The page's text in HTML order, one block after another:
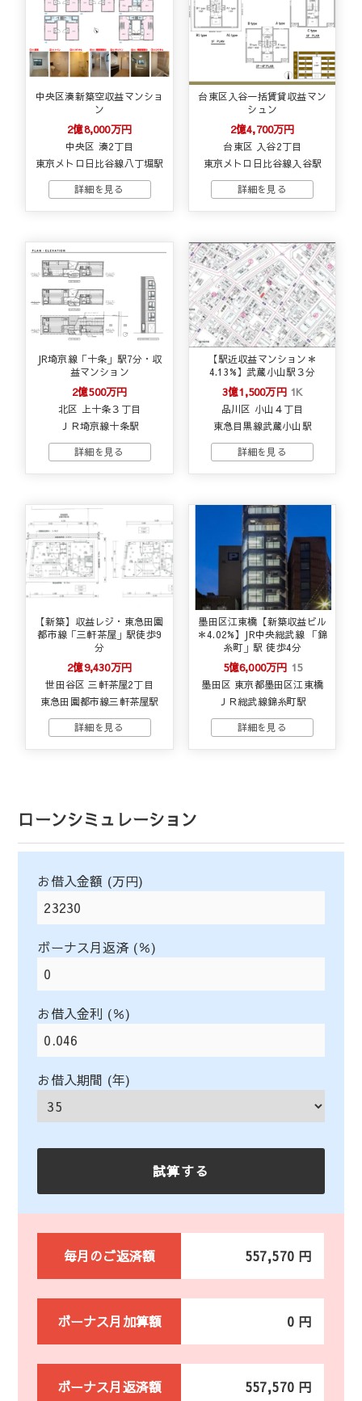
中央区湊新築空収益マンショ
ン
2億8,000万円
中央区 湊2丁目
東京メトロ日比谷線八丁堀駅
台東区入谷一括賃貸収益マン
シュン
2億4,700万円
台東区 入谷2丁目
東京メトロ日比谷線入谷駅
JR埼京線「十条」駅7分・収
益マンション
2億500万円
北区 上十条３丁目
ＪＲ埼京線十条駅
【駅近収益マンション＊
4.13%】武蔵小山駅３分
3億1,500万円 1K
品川区 小山４丁目
東急目黒線武蔵小山駅
【新築】収益レジ・東急田園
都市線「三軒茶屋」駅徒歩9
分
2億9,430万円
世田谷区 三軒茶屋2丁目
東急田園都市線三軒茶屋駅
墨田区江東橋【新築収益ビル
＊4.02%】JR中央総武線 「錦
糸町」駅 徒歩4分
5億6,000万円 15
墨田区 東京都墨田区江東橋
ＪＲ総武線錦糸町駅
ローンシミュレーション
お借入金額 (万円)
ボーナス月返済 (％)
お借入金利 (％)
お借入期間 (年)
毎月のご返済額 557,570 円
ボーナス月加算額 0 円
ボーナス月返済額 557,570 円